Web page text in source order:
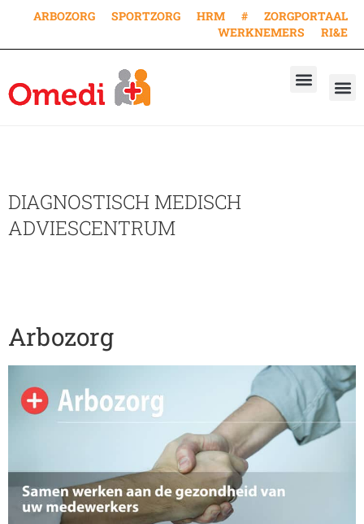
ARBOZORG SPORTZORG HRM #
ZORGPORTAAL
WERKNEMERS
RI&E
DIAGNOSTISCH MEDISCH
ADVIESCENTRUM
Arbozorg